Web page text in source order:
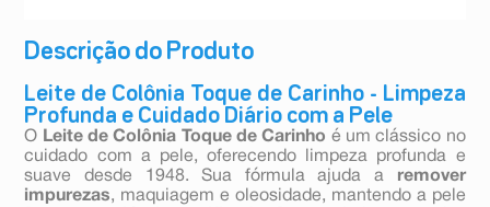
Descrição do Produto
Leite de Colônia Toque de Carinho - Limpeza
Profunda e Cuidado Diário com a Pele
O Leite de Colônia Toque de Carinho é um clássico no
cuidado com a pele, oferecendo limpeza profunda e
suave desde 1948. Sua fórmula ajuda a remover
impurezas, maquiagem e oleosidade, mantendo a pele